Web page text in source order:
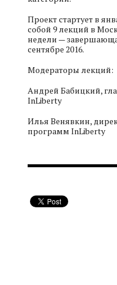
Проект стартует в
собой 9 лекций в
недели —
сентябре 2016.
Модераторы лекций:
Андрей Бабицкий,
InLiberty
Илья Венявкин,
программ InLiberty